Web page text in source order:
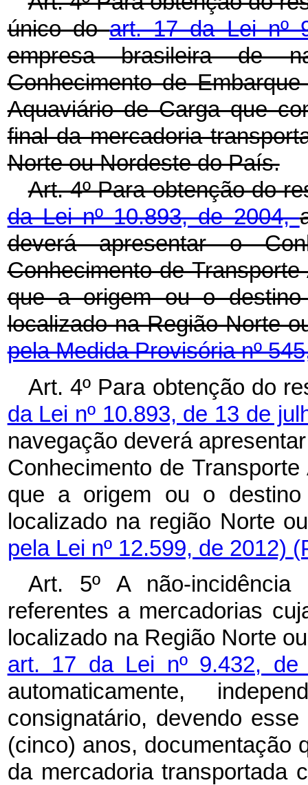
único doart. 17 da Lei nº
empresa brasileira de
Conhecimento de
Aquaviário de Carga que
final da mercadoria
Norte ou Nordeste do País.
Art. 4º Para obtenção do
da Lei nº 10.893, de 2004,
deverá apresentar o
Conhecimento de
que a origem ou o
localizado na Região Norte
pela Medida Provisória nº
Art. 4º Para obtenção do
da Lei nº 10.893, de 13 de
navegação deverá
Conhecimento de
que a origem ou o
localizado na região Norte
pela Lei nº 12.599, de 2012)
Art. 5º A não-
referentes a mercadorias
localizado na Região Norte
art. 17 da Lei nº 9.432,
automaticamente,
consignatário, devendo
(cinco) anos, documentação
da mercadoria transportada